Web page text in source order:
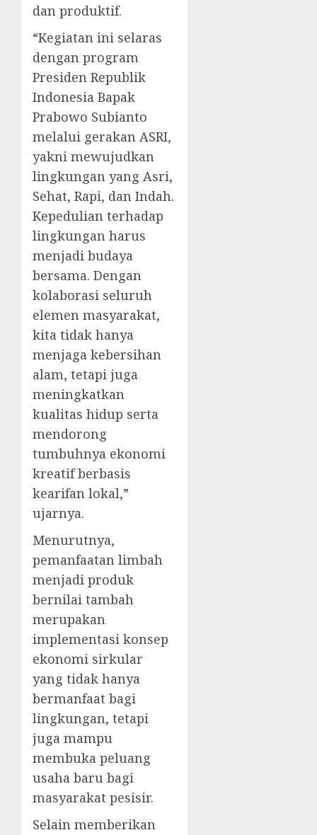
dan produktif.
“Kegiatan ini selaras
dengan program
Presiden Republik
Indonesia Bapak
Prabowo Subianto
melalui gerakan ASRI,
yakni mewujudkan
lingkungan yang Asri,
Sehat, Rapi, dan Indah.
Kepedulian terhadap
lingkungan harus
menjadi budaya
bersama. Dengan
kolaborasi seluruh
elemen masyarakat,
kita tidak hanya
menjaga kebersihan
alam, tetapi juga
meningkatkan
kualitas hidup serta
mendorong
tumbuhnya ekonomi
kreatif berbasis
kearifan lokal,”
ujarnya.
Menurutnya,
pemanfaatan limbah
menjadi produk
bernilai tambah
merupakan
implementasi konsep
ekonomi sirkular
yang tidak hanya
bermanfaat bagi
lingkungan, tetapi
juga mampu
membuka peluang
usaha baru bagi
masyarakat pesisir.
Selain memberikan